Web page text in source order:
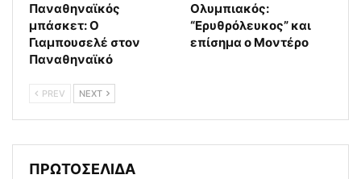
Παναθηναϊκός
μπάσκετ: Ο
Γιαμπουσελέ στον
Παναθηναϊκό
Ολυμπιακός:
“Ερυθρόλευκος” και
επίσημα ο Μοντέρο
PREV NEXT
ΠΡΩΤΟΣΕΛΙΔΑ